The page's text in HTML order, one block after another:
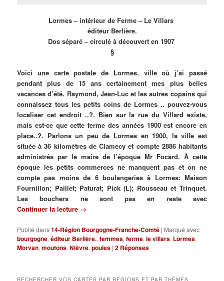
Lormes – intérieur de Ferme – Le Villars
éditeur Berlière.
Dos séparé – circulé à découvert en 1907
§
Voici une carte postale de Lormes, ville où j’ai passé
pendant plus de 15 ans certainement mes plus belles
vacances d’été. Raymond, Jean-Luc et les autres copains qui
connaissez tous les petits coins de Lormes .. pouvez-vous
localiser cet endroit ..?. Bien sur la rue du Villard existe,
mais est-ce que cette ferme des années 1900 est encore en
place..?. Parlons un peu de Lormes en 1900, la ville est
située à 36 kilomètres de Clamecy et compte 2886 habitants
administrés par le maire de l’époque Mr Focard. À cette
époque les petits commerces ne manquent pas et on ne
compte pas moins de 6 boulangeries à Lormes: Maison
Fournillon; Paillet; Paturat; Pick (L); Rousseau et Trinquet.
Les bouchers ne sont pas en reste avec
Continuer la lecture →
Publié dans14-Région Bourgogne-Franche-Comté | Marqué avec
bourgogne,éditeur Berlière.,femmes,ferme,le villars, Lormes,
Morvan,moutons,Nièvre,poules |2 Réponses
RECHERCHER VOS CARTES PAR RÉGIONS ET PAR THÈMES